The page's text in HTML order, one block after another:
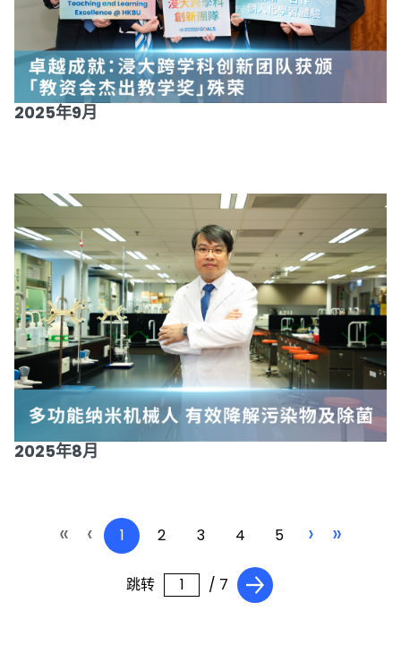
2025年9月
2025年8月
« ‹ 1 2 3 4 5 › »
跳转 / 7